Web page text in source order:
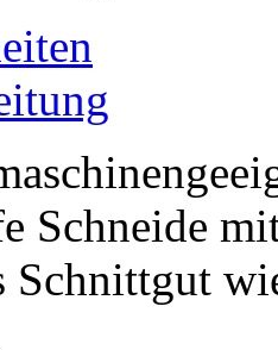
Schneide
Schnittgut